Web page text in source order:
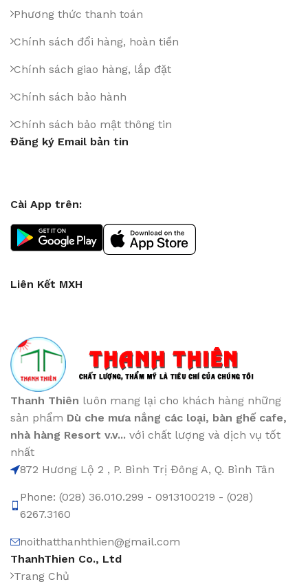
Phương thức thanh toán
Chính sách đổi hàng, hoàn tiền
Chính sách giao hàng, lắp đặt
Chính sách bảo hành
Chính sách bảo mật thông tin
Đăng ký Email bản tin
Cài App trên:
Liên Kết MXH
Thanh Thiên luôn mang lại cho khách hàng những
sản phẩm Dù che mưa nắng các loại, bàn ghế cafe,
nhà hàng Resort v.v... với chất lượng và dịch vụ tốt
nhất
872 Hương Lộ 2 , P. Bình Trị Đông A, Q. Bình Tân
Phone: (028) 36.010.299 - 0913100219 - (028)
6267.3160
noithatthanhthien@gmail.com
ThanhThien Co., Ltd
Trang Chủ